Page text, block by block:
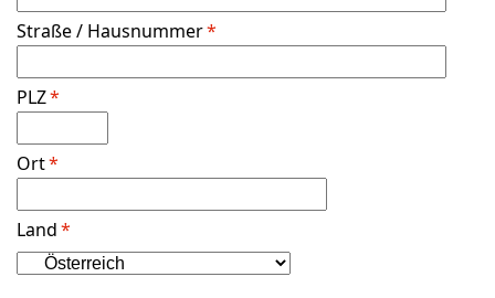
Zupfen
Elektronik & Bühne
Straße / Hausnummer*
PLZ*
Ort*
Land*